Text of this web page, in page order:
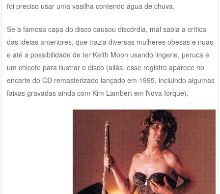
foi preciso usar uma vasilha contendo água de chuva.
Se a famosa capa do disco causou discórdia, mal sabia a crítica
das ideias anteriores, que trazia diversas mulheres obesas e nuas
e até a possibilidade de ter Keith Moon usando lingerie, peruca e
um chicote para ilustrar o disco (aliás, esse registro aparece no
encarte do CD remasterizado lançado em 1995, incluindo algumas
faixas gravadas ainda com Kim Lambert em Nova Iorque).